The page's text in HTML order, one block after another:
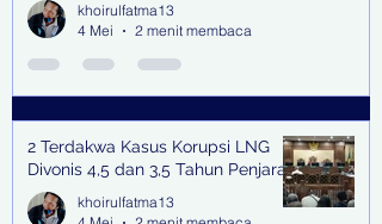
khoirulfatma13
4 Mei
2 menit membaca
2 Terdakwa Kasus Korupsi LNG
Divonis 4,5 dan 3,5 Tahun Penjara
khoirulfatma13